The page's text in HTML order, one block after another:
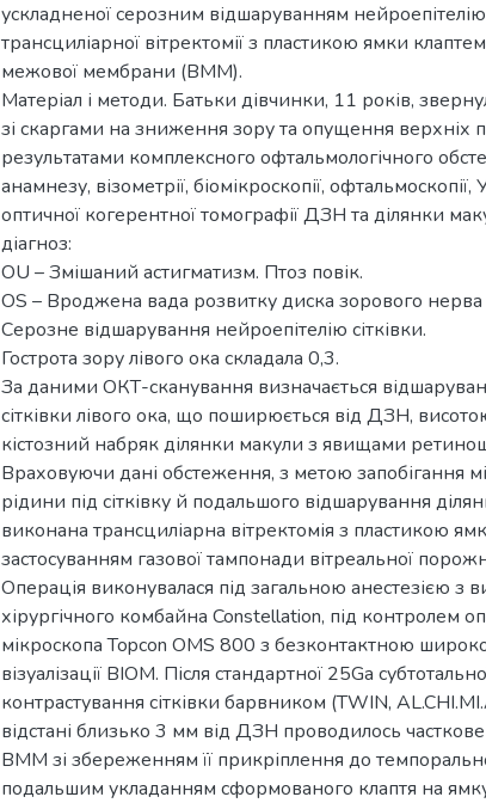
ускладненої серозним відшаруванням нейроепітелію
трансциліарної вітректомії з пластикою ямки
межової мембрани (ВММ).
Матеріал і методи. Батьки дівчинки, 11 років,
зі скаргами на зниження зору та опущення верхніх
результатами комплексного офтальмологічного
анамнезу, візометрії, біомікроскопії, офтальмоскопії,
оптичної когерентної томографії ДЗН та ділянки
діагноз:
OU – Змішаний астигматизм. Птоз повік.
OS – Вроджена вада розвитку диска зорового
Серозне відшарування нейроепітелію сітківки.
Гострота зору лівого ока складала 0,3.
За даними ОКТ-сканування визначається
сітківки лівого ока, що поширюється від ДЗН,
кістозний набряк ділянки макули з явищами
Враховуючи дані обстеження, з метою запобігання
рідини під сітківку й подальшого відшарування
виконана трансциліарна вітректомія з пластикою
застосуванням газової тампонади вітреальної
Операція виконувалася під загальною анестезією з
хірургічного комбайна Constellation, під контролем
мікроскопа Topcon OMS 800 з безконтактною
візуалізації BIOM. Після стандартної 25Ga
контрастування сітківки барвником (TWIN,
відстані близько 3 мм від ДЗН проводилось
ВММ зі збереженням її прикріплення до
подальшим укладанням сформованого клаптя на